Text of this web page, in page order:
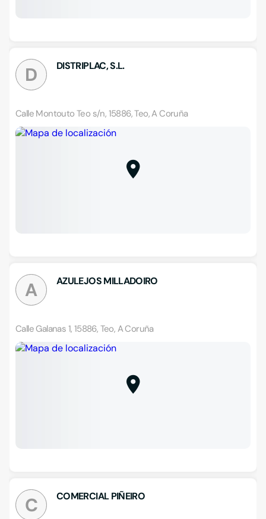
D DISTRIPLAC, S.L.
Calle Montouto Teo s/n, 15886, Teo, A Coruña
A AZULEJOS MILLADOIRO
Calle Galanas 1, 15886, Teo, A Coruña
C COMERCIAL PIÑEIRO